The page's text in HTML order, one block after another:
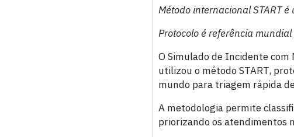
Método internacional START
Protocolo é referência
O Simulado de Incidente
utilizou o método START,
mundo para triagem rápida
A metodologia permite
priorizando os atendimentos